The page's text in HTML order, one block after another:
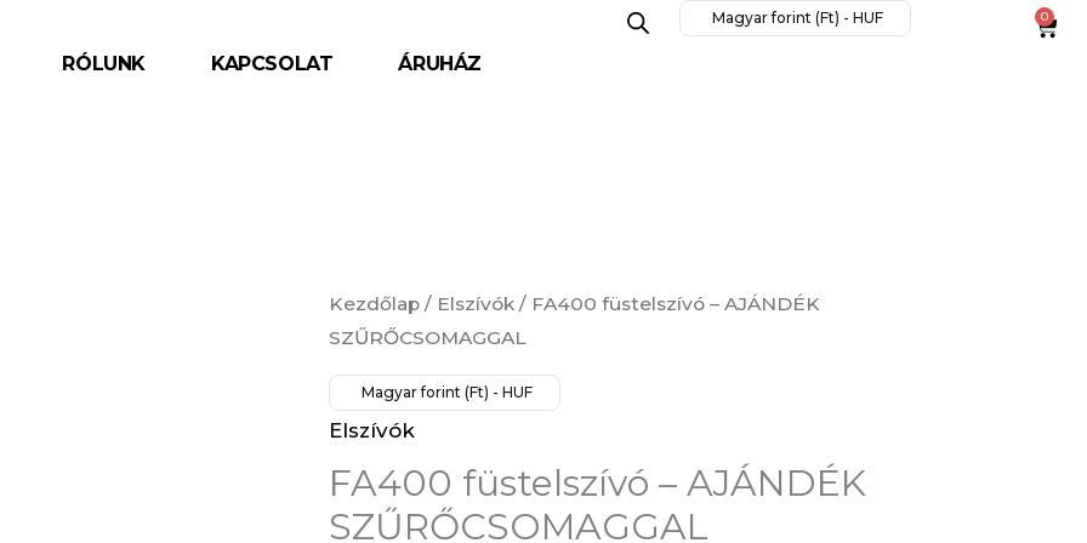
RÓLUNK KAPCSOLAT ÁRUHÁZ
Magyar forint (Ft) - HUF 0
Cart
Kezdőlap / Elszívók / FA400 füstelszívó – AJÁNDÉK
SZŰRŐCSOMAGGAL
Magyar forint (Ft) - HUF
Elszívók
FA400 füstelszívó – AJÁNDÉK
SZŰRŐCSOMAGGAL
FA400
füstelszívó
-
AJÁNDÉK
SZŰRŐCSOMAGGAL
mennyiség
AJÁNDÉK